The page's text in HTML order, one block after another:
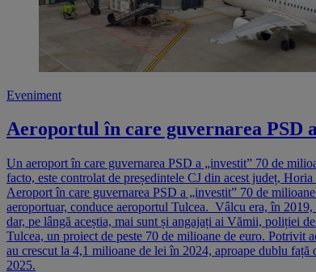
Eveniment
Aeroportul în care guvernarea PSD
Un aeroport în care guvernarea PSD a „investit” 70 de
facto, este controlat de președintele CJ din acest județ,
Aeroport în care guvernarea PSD a „investit” 70 de
aeroportuar, conduce aeroportul Tulcea. Vâlcu era, în
dar, pe lângă aceștia, mai sunt și angajați ai Vămii, poliției
Tulcea, un proiect de peste 70 de milioane de euro.
au crescut la 4,1 milioane de lei în 2024, aproape dublu
2025.